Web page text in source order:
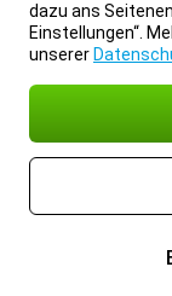
dazu ans
Einstellungen“.
unserer